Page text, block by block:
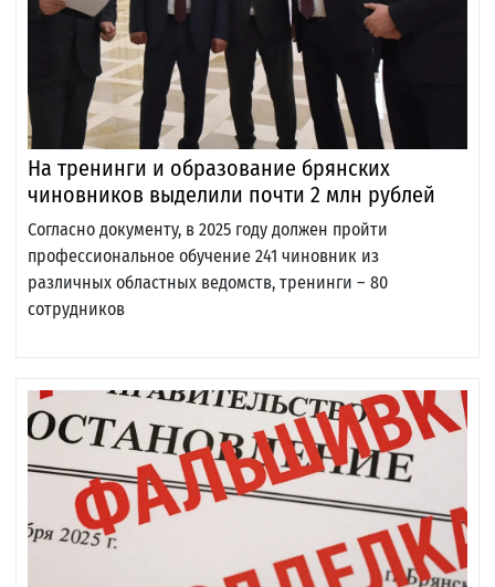
На тренинги и образование брянских
чиновников выделили почти 2 млн рублей
Согласно документу, в 2025 году должен пройти
профессиональное обучение 241 чиновник из
различных областных ведомств, тренинги – 80
сотрудников